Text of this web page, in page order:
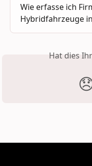
Wie erfasse ich
Hybridfahrzeuge
Hat dies